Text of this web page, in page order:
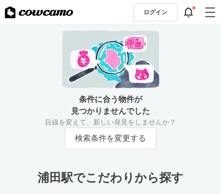
ログイン
条件に合う物件が
見つかりませんでした
目線を変えて、新しい発見をしませんか？
検索条件を変更する
浦田駅でこだわりから探す